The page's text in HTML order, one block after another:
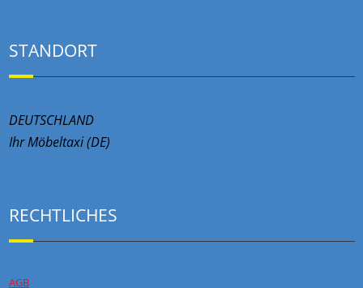
STANDORT
DEUTSCHLAND
Ihr Möbeltaxi (DE)
RECHTLICHES
AGB